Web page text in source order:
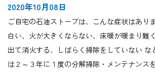
2020年10月08日
ご自宅の石油ストーブは、こんな症状はあり
白い、火が大きくならない、床暖が暖まり難
出て消火する、しばらく掃除をしていない な
は２～３年に１度の分解掃除・メンテナンス